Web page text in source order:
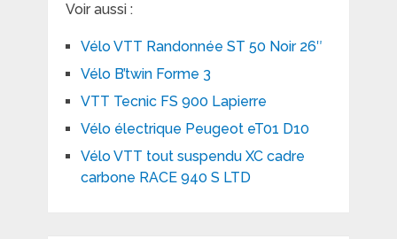
Voir aussi :
Vélo VTT Randonnée ST 50 Noir 26″
Vélo B’twin Forme 3
VTT Tecnic FS 900 Lapierre
Vélo électrique Peugeot eT01 D10
Vélo VTT tout suspendu XC cadre
carbone RACE 940 S LTD